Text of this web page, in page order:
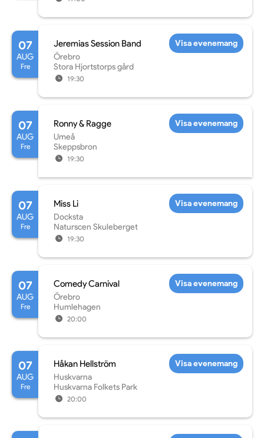
07
AUG
Fre
Jeremias Session Band
Örebro
Stora Hjortstorps gård
19:30
Visa evenemang
07
AUG
Fre
Ronny & Ragge
Umeå
Skeppsbron
19:30
Visa evenemang
07
AUG
Fre
Miss Li
Docksta
Naturscen Skuleberget
19:30
Visa evenemang
07
AUG
Fre
Comedy Carnival
Örebro
Humlehagen
20:00
Visa evenemang
07
AUG
Fre
Håkan Hellström
Huskvarna
Huskvarna Folkets Park
20:00
Visa evenemang